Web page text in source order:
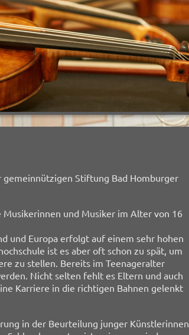
Stiftung Bad Homburger
und Musiker im Alter von 16
und Europa erfolgt auf einem sehr hohen
ist es aber oft schon zu spät, um
zu stellen. Bereits im Teenageralter
Nicht selten fehlt es Eltern und auch
Karriere in die richtigen Bahnen gelenkt
in der Beurteilung junger Künstlerinnen